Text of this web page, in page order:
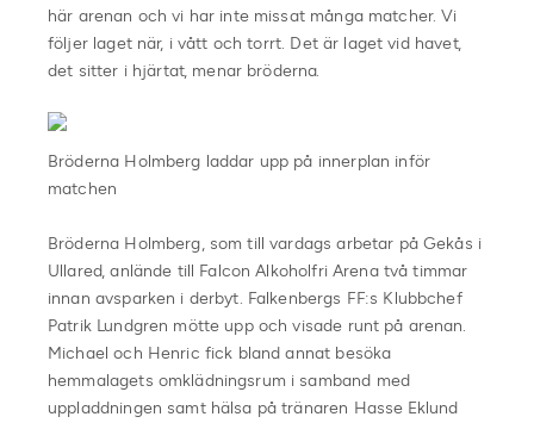
här arenan och vi har inte missat många matcher. Vi
följer laget när, i vått och torrt. Det är laget vid havet,
det sitter i hjärtat, menar bröderna.
Bröderna Holmberg laddar upp på innerplan inför
matchen
Bröderna Holmberg, som till vardags arbetar på Gekås i
Ullared, anlände till Falcon Alkoholfri Arena två timmar
innan avsparken i derbyt. Falkenbergs FF:s Klubbchef
Patrik Lundgren mötte upp och visade runt på arenan.
Michael och Henric fick bland annat besöka
hemmalagets omklädningsrum i samband med
uppladdningen samt hälsa på tränaren Hasse Eklund